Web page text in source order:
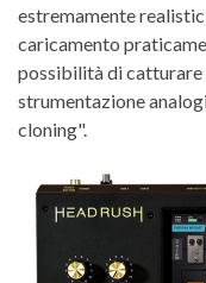
estremamente
caricamento
possibilità di catturare
strumentazione
cloning".